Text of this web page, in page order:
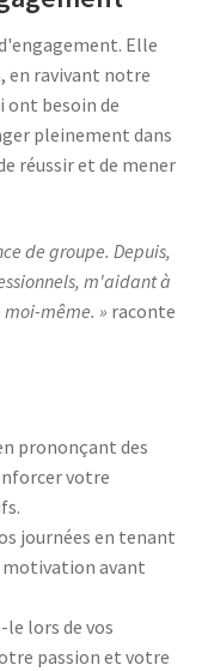
Elle
en ravivant notre
ont besoin de
pleinement dans
réussir et de mener
de groupe. Depuis,
m'aidant à
même. » raconte
prononçant des
votre
journées en tenant
motivation avant
lors de vos
passion et votre